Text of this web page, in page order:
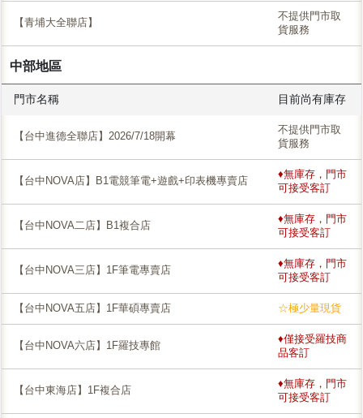
【青埔大全聯店】
不提供門市取
貨服務
中部地區
門市名稱 目前尚有庫存
【台中進德全聯店】2026/7/18開幕
不提供門市取
貨服務
【台中NOVA店】B1電競筆電+遊戲+印表機專賣店
♦無庫存，門市
可接受客訂
【台中NOVA二店】B1複合店
♦無庫存，門市
可接受客訂
【台中NOVA三店】1F筆電專賣店
♦無庫存，門市
可接受客訂
【台中NOVA五店】1F華碩專賣店 ☆極少量現貨
【台中NOVA六店】1F羅技專館
♦僅接受羅技商
品客訂
【台中東海店】1F複合店
♦無庫存，門市
可接受客訂